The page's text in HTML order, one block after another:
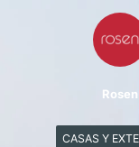
Rosen
CASAS Y